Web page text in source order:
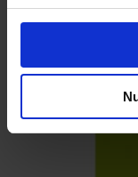
Artikel-Nr.: 7000116-